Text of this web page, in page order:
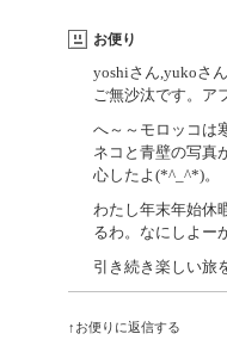
お便り
yoshiさん,yukoさん
ご無沙汰です。ア
へ～～モロッコは
ネコと青壁の写真
心したよ(*^_^*)。
わたし年末年始休
るわ。なにしよー
引き続き楽しい旅
↑お便りに返信する